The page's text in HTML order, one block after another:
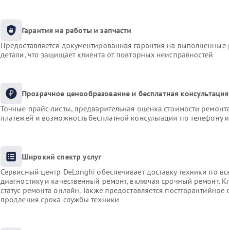
Гарантия на работы и запчасти
Предоставляется документированная гарантия на
детали, что защищает клиента от повторных неисправностей
Прозрачное ценообразование и бесплатная консультация
Точные прайс-листы, предварительная оценка стоимости
платежей и возможность бесплатной консультации по телефону
Широкий спектр услуг
Сервисный центр DeLonghi обеспечивает доставку техники по
диагностику и качественный ремонт, включая срочный ремонт.
статус ремонта онлайн. Также предоставляется
продления срока службы техники